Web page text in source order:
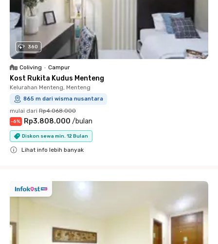
360
Coliving • Campur
Kost Rukita Kudus Menteng
Kelurahan Menteng, Menteng
865 m dari wisma nusantara
mulai dari Rp4.068.000
-6% Rp3.808.000 /bulan
Diskon sewa min. 12 Bulan
Lihat info lebih banyak